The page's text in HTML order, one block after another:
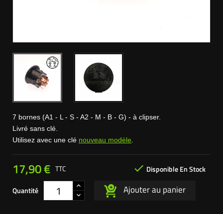
7 bornes (A1 - L - S - A2 - M - B - G) - à clipser.
Livré sans clé.
Utilisez avec une clé nouveau modèle
17,90 €  Disponible En Stock
TTC
Quantité Ajouter au panier